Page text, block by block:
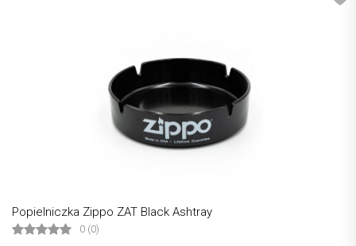
Popielniczka Zippo ZAT Black Ashtray
0 (0)